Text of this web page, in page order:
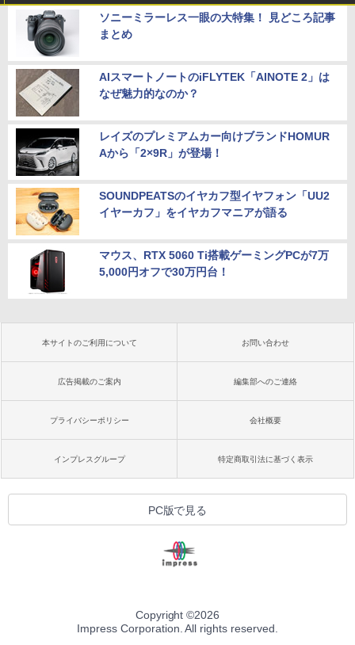
ソニーミラーレス一眼の大特集！ 見どころ記事
まとめ
AIスマートノートのiFLYTEK「AINOTE 2」は
なぜ魅力的なのか？
レイズのプレミアムカー向けブランドHOMUR
Aから「2×9R」が登場！
SOUNDPEATSのイヤカフ型イヤフォン「UU2
イヤーカフ」をイヤカフマニアが語る
マウス、RTX 5060 Ti搭載ゲーミングPCが7万
5,000円オフで30万円台！
本サイトのご利用について お問い合わせ
広告掲載のご案内 編集部へのご連絡
プライバシーポリシー 会社概要
インプレスグループ 特定商取引法に基づく表示
PC版で見る
Copyright ©2026
Impress Corporation. All rights reserved.